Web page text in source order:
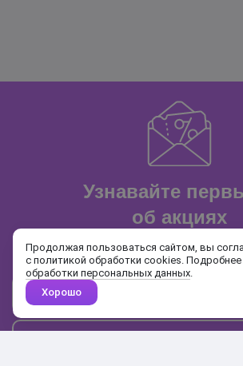
Узнавайте
об акциях
и
Почта
Продолжая пользоваться сайтом, вы
с политикой обработки cookies.
обработки персональных данных.
Хорошо